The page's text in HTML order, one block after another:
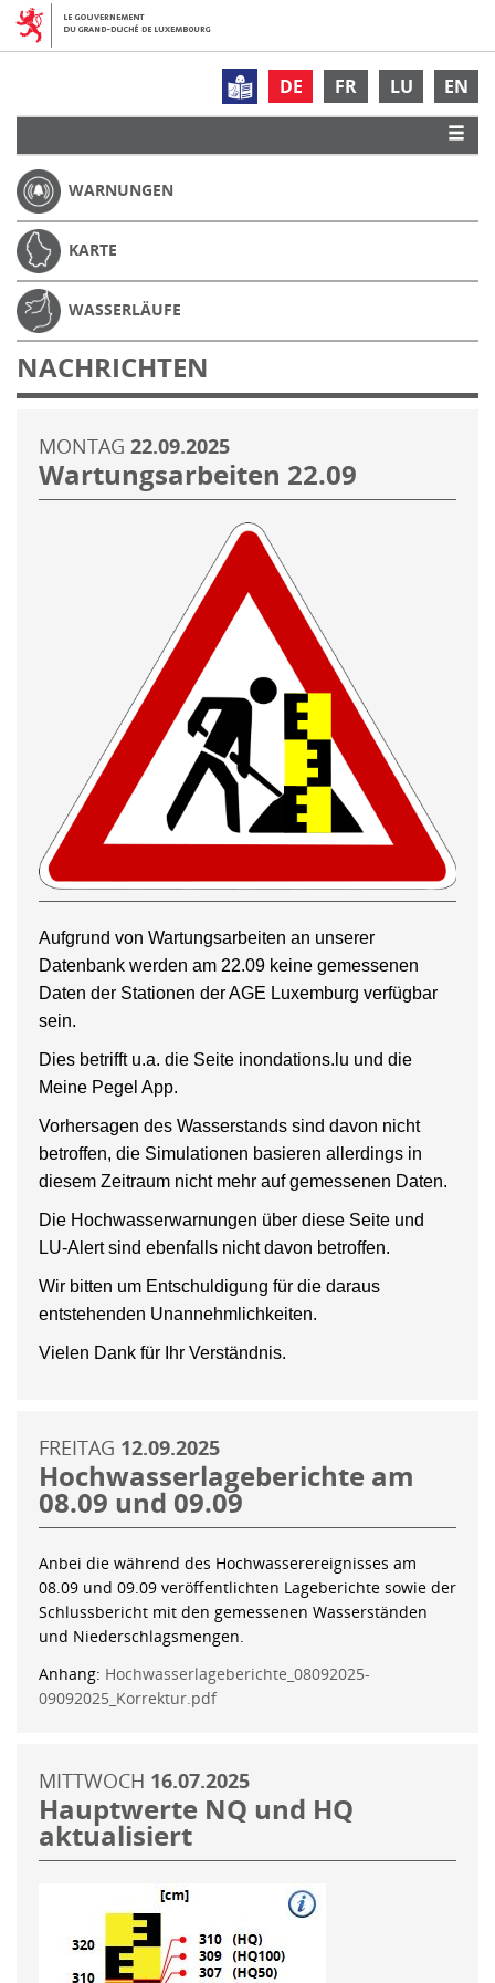
DE FR LU EN
WARNUNGEN
KARTE
WASSERLÄUFE
NACHRICHTEN
MONTAG 22.09.2025
Wartungsarbeiten 22.09
Aufgrund von Wartungsarbeiten an unserer
Datenbank werden am 22.09 keine gemessenen
Daten der Stationen der AGE Luxemburg verfügbar
sein.
Dies betrifft u.a. die Seite inondations.lu und die
Meine Pegel App.
Vorhersagen des Wasserstands sind davon nicht
betroffen, die Simulationen basieren allerdings in
diesem Zeitraum nicht mehr auf gemessenen Daten.
Die Hochwasserwarnungen über diese Seite und
LU-Alert sind ebenfalls nicht davon betroffen.
Wir bitten um Entschuldigung für die daraus
entstehenden Unannehmlichkeiten.
Vielen Dank für Ihr Verständnis.
FREITAG 12.09.2025
Hochwasserlageberichte am
08.09 und 09.09
Anbei die während des Hochwasserereignisses am
08.09 und 09.09 veröffentlichten Lageberichte sowie der
Schlussbericht mit den gemessenen Wasserständen
und Niederschlagsmengen.
Anhang: Hochwasserlageberichte_08092025-
09092025_Korrektur.pdf
MITTWOCH 16.07.2025
Hauptwerte NQ und HQ
aktualisiert